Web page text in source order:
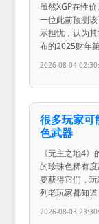
虽然XGP在性
一位此前预测
示担忧，认为
布的2025财年
2026-08-04
很多玩家可
色武器
《无主之地4
的珍珠色稀有
要获得它们，
列老玩家都知
2026-08-03